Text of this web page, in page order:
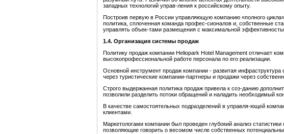
западных технологий управ-ления к российскому опыту.
Построив первую в России управляющую компанию «полного
политика, сплоченная команда профес-сионалов и, собственные
управлять объек-тами размещения с максимальной
1.4. Организация системы продаж
Политику продаж компании Heliopark Hotel Management отличает
высокопрофессиональной работе персонала по его реализации.
Основной инструмент продаж компании - развитая
через туристические компании-партнеры и продажи через
Строго выдержанная политика продаж привела к соз-данию
позволили разделить потоки обращений и наладить необходимый
В качестве самостоятельных подразделений в управля-ющей
клиентами.
Маркетологами компании был проведен глубокий анализ
позволяющие говорить о весомом числе собственных